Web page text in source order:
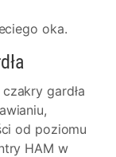
oka.
gardła
od poziomu
HAM w